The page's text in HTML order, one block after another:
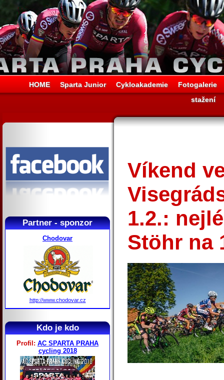
HOME Sparta Junior Cykloakademie
Fotogalerie
stažení
Partner - sponzor
Chodovar
http://www.chodovar.cz
Kdo je kdo
Profil: AC SPARTA PRAHA
cycling 2018
Víkend
1.2.:
Stöhr na